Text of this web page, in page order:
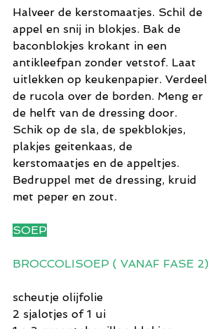
Halveer de kerstomaatjes. Schil de
appel en snij in blokjes. Bak de
baconblokjes krokant in een
antikleefpan zonder vetstof. Laat
uitlekken op keukenpapier. Verdeel
de rucola over de borden. Meng er
de helft van de dressing door.
Schik op de sla, de spekblokjes,
plakjes geitenkaas, de
kerstomaatjes en de appeltjes.
Bedruppel met de dressing, kruid
met peper en zout.
SOEP
BROCCOLISOEP ( VANAF FASE 2)
scheutje olijfolie
2 sjalotjes of 1 ui